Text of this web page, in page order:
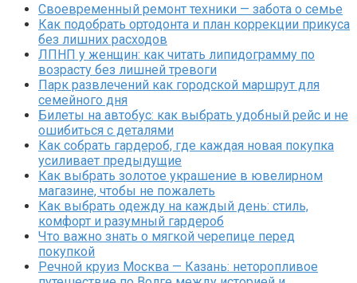
Своевременный ремонт техники — забота о семье
Как подобрать ортодонта и план коррекции прикуса
без лишних расходов
ЛПНП у женщин: как читать липидограмму по
возрасту без лишней тревоги
Парк развлечений как городской маршрут для
семейного дня
Билеты на автобус: как выбрать удобный рейс и не
ошибиться с деталями
Как собрать гардероб, где каждая новая покупка
усиливает предыдущие
Как выбрать золотое украшение в ювелирном
магазине, чтобы не пожалеть
Как выбрать одежду на каждый день: стиль,
комфорт и разумный гардероб
Что важно знать о мягкой черепице перед
покупкой
Речной круиз Москва — Казань: неторопливое